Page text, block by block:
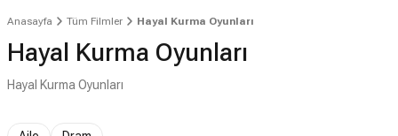
Anasayfa Tüm Filmler Hayal Kurma Oyunları
Hayal Kurma Oyunları
Hayal Kurma Oyunları